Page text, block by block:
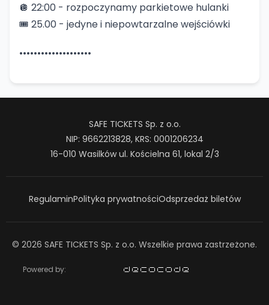
🪩 22:00 - rozpoczynamy parkietowe hulanki
️🎟️ 25.00 - jedyne i niepowtarzalne wejściówki
••••••••••••••••••••
SAFE TICKETS Sp. z o.o.
NIP: 9662213828, KRS: 0001206234
16-010 Wasilków ul. Kościelna 61, lokal 2/3
RegulaminPolityka prywatnościOdsprzedaż biletów
© 2026 SAFE TICKETS Sp. z o.o. Wszelkie prawa zastrzeżone.
Powered by: